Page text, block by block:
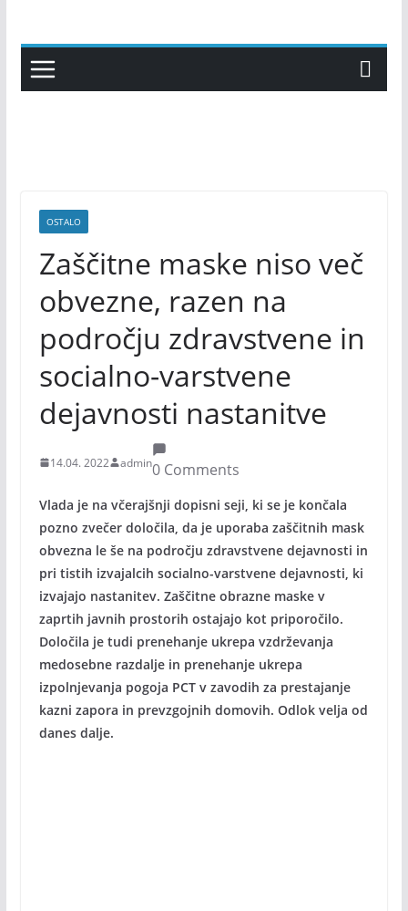
content
OSTALO
Zaščitne maske niso več
obvezne, razen na
področju zdravstvene in
socialno-varstvene
dejavnosti nastanitve
14.04. 2022 admin0 Comments
Vlada je na včerajšnji dopisni seji, ki se je končala
pozno zvečer določila, da je uporaba zaščitnih mask
obvezna le še na področju zdravstvene dejavnosti in
pri tistih izvajalcih socialno-varstvene dejavnosti, ki
izvajajo nastanitev. Zaščitne obrazne maske v
zaprtih javnih prostorih ostajajo kot priporočilo.
Določila je tudi prenehanje ukrepa vzdrževanja
medosebne razdalje in prenehanje ukrepa
izpolnjevanja pogoja PCT v zavodih za prestajanje
kazni zapora in prevzgojnih domovih. Odlok velja od
danes dalje.